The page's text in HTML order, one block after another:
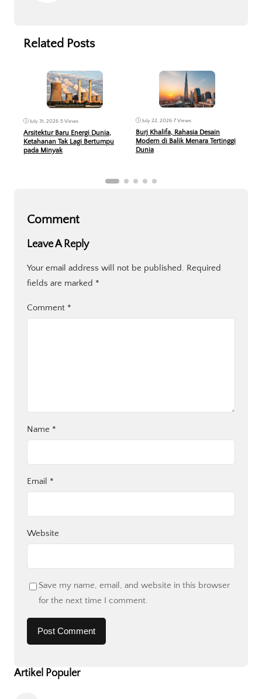
Related Posts
July 31, 2026•5 Views
Arsitektur Baru Energi Dunia,
Ketahanan Tak Lagi Bertumpu
pada Minyak
July 22, 2026•7 Views
Burj Khalifa, Rahasia Desain
Modern di Balik Menara Tertinggi
Dunia
Comment
Leave A Reply
Your email address will not be published. Required
fields are marked *
Comment *
Name *
Email *
Website
Save my name, email, and website in this browser
for the next time I comment.
Artikel Populer